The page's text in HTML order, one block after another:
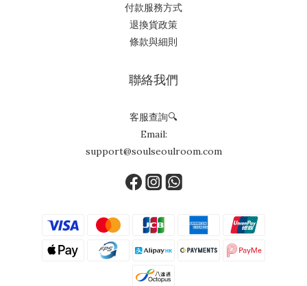
付款服務方式
退換貨政策
條款與細則
聯絡我們
客服查詢🔍
Email:
support@soulseoulroom.com